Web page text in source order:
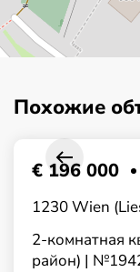
Похожие
2-комнатная
район) |
€ 196 000
1230 Wien